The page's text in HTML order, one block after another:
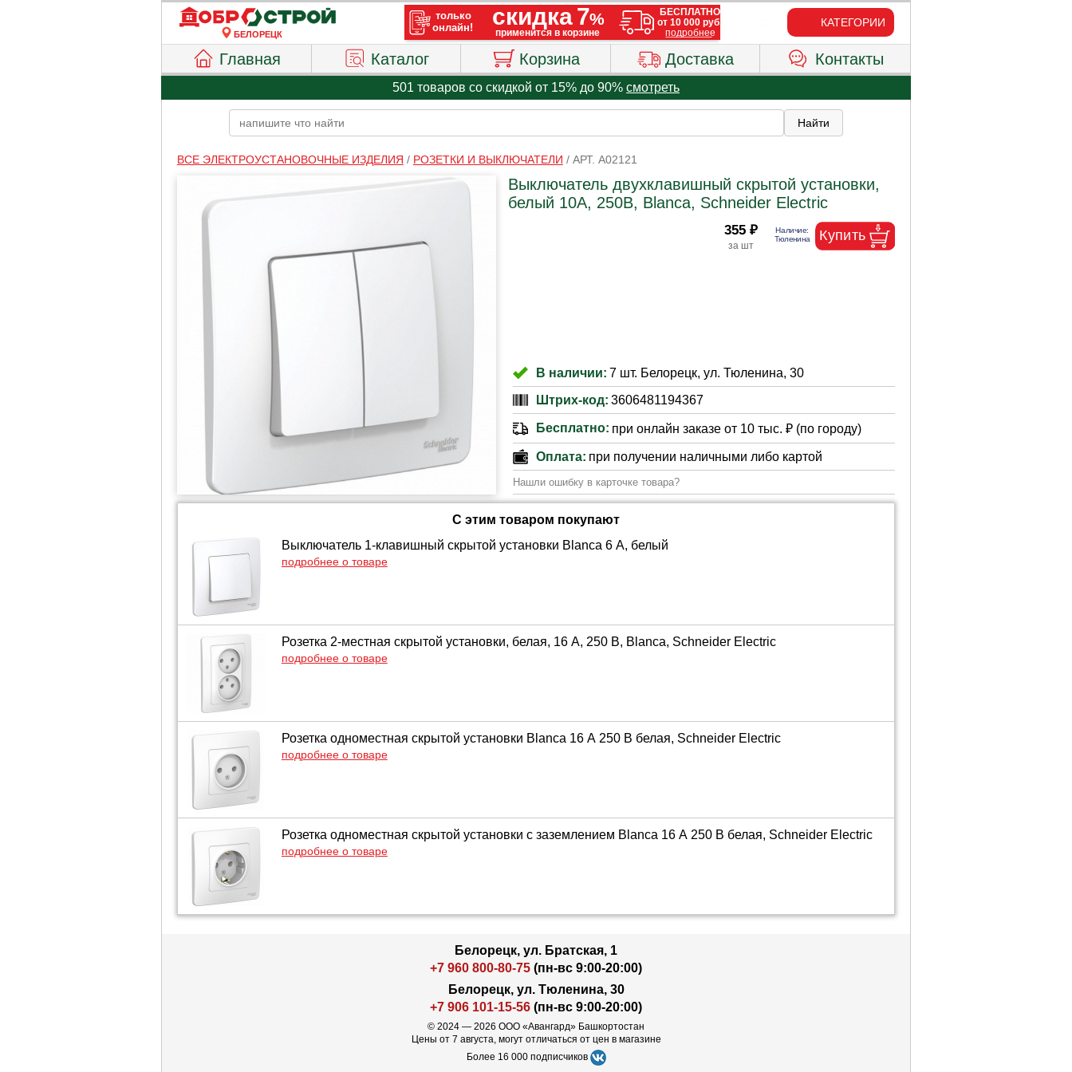
БЕЛОРЕЦК
КАТЕГОРИИ
Главная Каталог Корзина Доставка Контакты
501 товаров со скидкой от 15% до 90% смотреть
ВСЕ ЭЛЕКТРОУСТАНОВОЧНЫЕ ИЗДЕЛИЯ / РОЗЕТКИ И ВЫКЛЮЧАТЕЛИ / АРТ. A02121
Выключатель двухклавишный скрытой установки,
белый 10А, 250В, Blanca, Schneider Electric
355 ₽
В наличии: 7 шт. Белорецк, ул. Тюленина, 30
Штрих-код: 3606481194367
Бесплатно: при онлайн заказе от 10 тыс. ₽ (по городу)
Оплата: при получении наличными либо картой
Нашли ошибку в карточке товара?
С этим товаром покупают
Выключатель 1-клавишный скрытой установки Blanca 6 А, белый
подробнее о товаре
Розетка 2-местная скрытой установки, белая, 16 А, 250 В, Blanca, Schneider Electric
подробнее о товаре
Розетка одноместная скрытой установки Blanca 16 А 250 В белая, Schneider Electric
подробнее о товаре
Розетка одноместная скрытой установки с заземлением Blanca 16 А 250 В белая, Schneider Electric
подробнее о товаре
Белорецк, ул. Братская, 1
+7 960 800-80-75 (пн-вс 9:00-20:00)
Белорецк, ул. Тюленина, 30
+7 906 101-15-56 (пн-вс 9:00-20:00)
© 2024 — 2026 ООО «Авангард» Башкортостан
Цены от 7 августа, могут отличаться от цен в магазине
Более 16 000 подписчиков